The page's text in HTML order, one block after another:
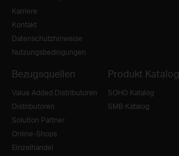
Karriere
Kontakt
Datenschutzhinweise
Nutzungsbedingungen
Bezugsquellen
Value Added Distributoren
Distributoren
Solution Partner
Online-Shops
Einzelhandel
Produkt Katalog
SOHO Katalog
SMB Katalog